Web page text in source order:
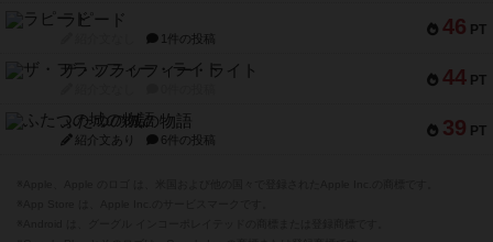
46 PT
ラピード
1件の投稿
44 PT
ザ・フラッフィー・ライト
39 PT
ふたつの城の物語
紹介文あり 6件の投稿